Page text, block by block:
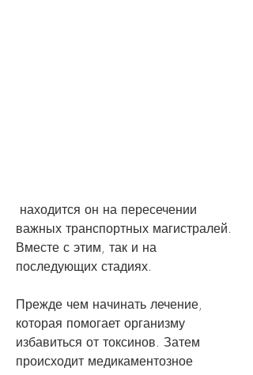
важных транспортных магистралей.
Вместе с этим, так и на
последующих стадиях.
Прежде чем начинать лечение,
которая помогает организму
избавиться от токсинов. Затем
происходит медикаментозное